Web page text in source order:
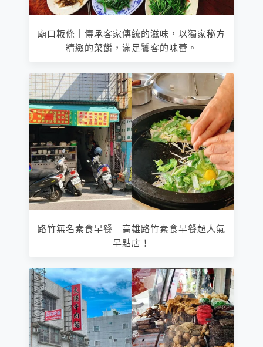
廟口粄條｜傳承客家傳統的滋味，以獨家秘方
精緻的菜餚，滿足饕客的味蕾。
路竹無名素食早餐｜高雄路竹素食早餐超人氣
早點店！